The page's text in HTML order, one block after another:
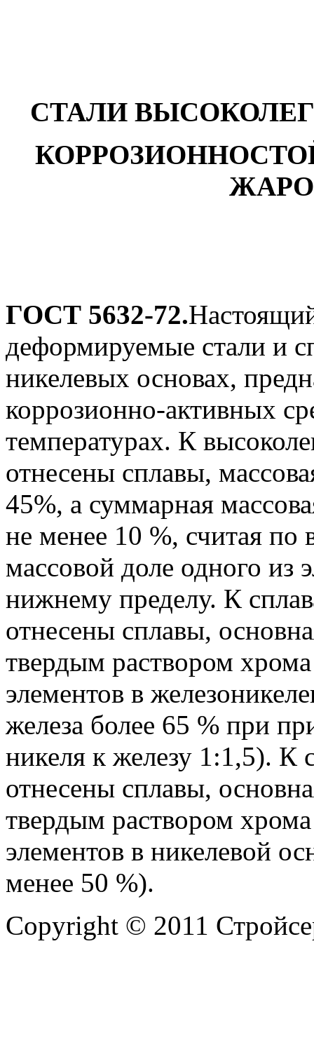
СТАЛИ
ГОСТ 5632-72.
деформируемые стали и
никелевых основах,
коррозионно-активных
температурах. К
отнесены сплавы,
45%, а суммарная
не менее 10 %, считая по
массовой доле одного из
нижнему пределу. К
отнесены сплавы,
твердым раствором
элементов в
железа более 65 % при
никеля к железу 1:1,5). К
отнесены сплавы,
твердым раствором
элементов в никелевой
менее 50 %).
Copyright © 2011